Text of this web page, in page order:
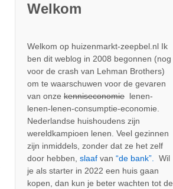
Welkom
Welkom op huizenmarkt-zeepbel.nl Ik
ben dit weblog in 2008 begonnen (nog
voor de crash van Lehman Brothers)
om te waarschuwen voor de gevaren
van onzekenniseconomie lenen-
lenen-lenen-consumptie-economie.
Nederlandse huishoudens zijn
wereldkampioen lenen. Veel gezinnen
zijn inmiddels, zonder dat ze het zelf
door hebben,slaaf van“de bank”. Wil
je als starter in 2022 een huis gaan
kopen, dan kun je beter wachten tot de